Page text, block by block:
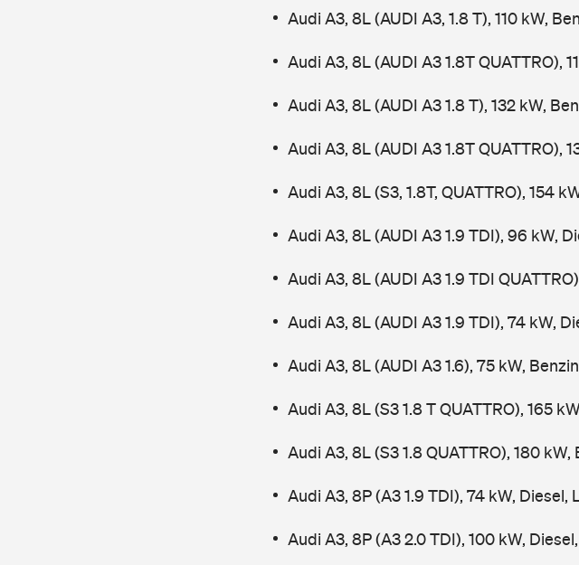
Audi A3, 8L (AUDI A3, 1.8 T), 110 kW,
Audi A3, 8L (AUDI A3 1.8T QUATTRO),
Audi A3, 8L (AUDI A3 1.8 T), 132 kW,
Audi A3, 8L (AUDI A3 1.8T QUATTRO),
Audi A3, 8L (S3, 1.8T, QUATTRO), 154
Audi A3, 8L (AUDI A3 1.9 TDI), 96 kW,
Audi A3, 8L (AUDI A3 1.9 TDI
Audi A3, 8L (AUDI A3 1.9 TDI), 74 kW,
Audi A3, 8L (AUDI A3 1.6), 75 kW,
Audi A3, 8L (S3 1.8 T QUATTRO), 165
Audi A3, 8L (S3 1.8 QUATTRO), 180
Audi A3, 8P (A3 1.9 TDI), 74 kW, Diesel,
Audi A3, 8P (A3 2.0 TDI), 100 kW,